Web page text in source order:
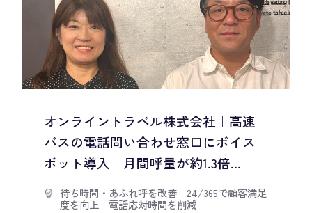
オンライントラベル株式会社｜高速
バスの電話問い合わせ窓口にボイス
ボット導入 月間呼量が約1.3倍...
待ち時間・あふれ呼を改善｜ 24/365で顧客満足
度を向上 ｜ 電話応対時間を削減